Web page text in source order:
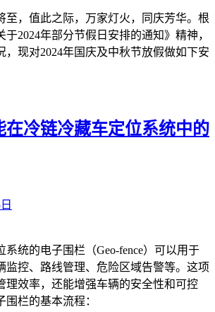
至，值此之际，万家灯火，同庆芳华。根
2024年部分节假日安排的通知》精神，
，现对2024年国庆及中秋节放假做如下安
在冷链冷藏车定位系统中的
系统的电子围栏（Geo-fence）可以用于
监控、路线管理、危险区域告警等。这项
理效率，还能增强车辆的安全性和可控
栏的基本流程：